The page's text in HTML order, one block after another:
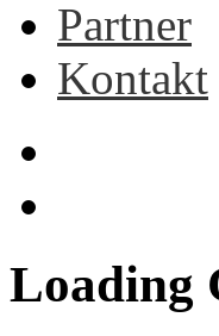
Partner
Kontakt
Loading